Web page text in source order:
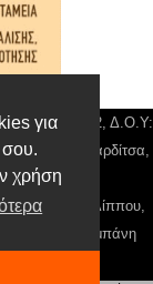
για
σου.
χρήση
043750542, Δ.Ο.Υ:
τ.κ 43132 Καρδίτσα,
Φιλίππου,
Μπαλαμπάνη